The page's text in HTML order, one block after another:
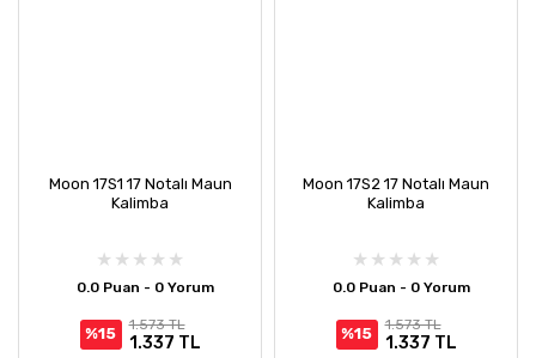
Moon 17S1 17 Notalı Maun
Kalimba
0.0 Puan - 0 Yorum
%15
1.573 TL
1.337 TL
Moon 17S2 17 Notalı Maun
Kalimba
0.0 Puan - 0 Yorum
%15
1.573 TL
1.337 TL